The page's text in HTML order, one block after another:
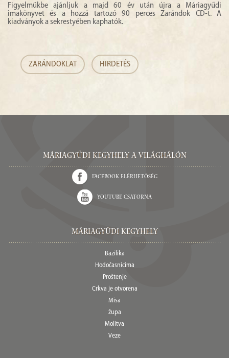
Figyelmükbe ajánljuk a majd 60 év után újra a Máriagyűdi
imakönyvet és a hozzá tartozó 90 perces Zarándok CD-t. A
kiadványok a sekrestyében kaphatók.
ZARÁNDOKLAT HIRDETÉS
Máriagyűdi Kegyhely a világhálón
Facebook elérhetőség
Youtube csatorna
Máriagyűdi Kegyhely
Bazilika
Hodočasnicima
Proštenje
Crkva je otvorena
Misa
župa
Molitva
Veze